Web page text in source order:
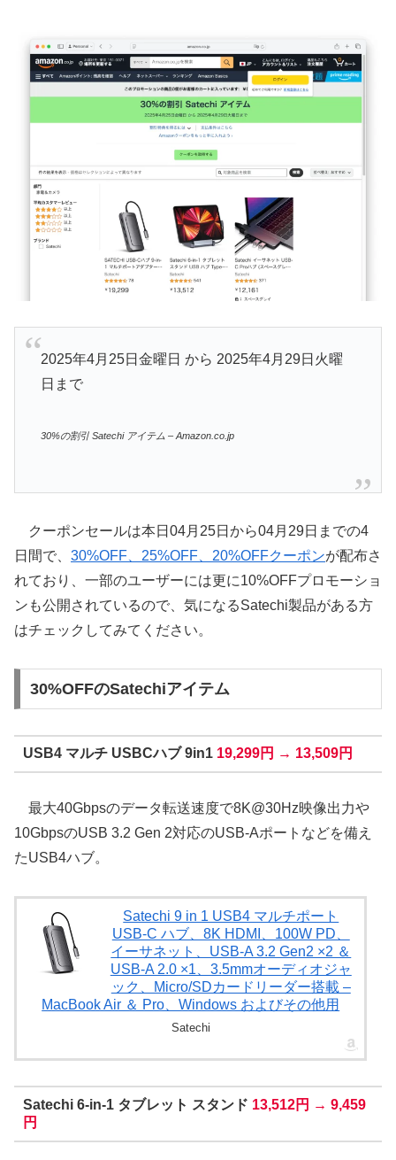
2025年4月25日金曜日 から 2025年4月29日火曜
日まで
30%の割引 Satechi アイテム – Amazon.co.jp
クーポンセールは本日04月25日から04月29日までの4
日間で、 30%OFF、25%OFF、20%OFFクーポンが配布さ
れており、一部のユーザーには更に10%OFFプロモーショ
ンも公開されているので、気になるSatechi製品がある方
はチェックしてみてください。
30%OFFのSatechiアイテム
USB4 マルチ USBCハブ 9in1 19,299円 → 13,509円
最大40Gbpsのデータ転送速度で8K@30Hz映像出力や
10GbpsのUSB 3.2 Gen 2対応のUSB-Aポートなどを備え
たUSB4ハブ。
Satechi 9 in 1 USB4 マルチポート
USB-C ハブ、8K HDMI、100W PD、
イーサネット、USB-A 3.2 Gen2 ×2 ＆
USB-A 2.0 ×1、3.5mmオーディオジャ
ック、Micro/SDカードリーダー搭載 –
MacBook Air ＆ Pro、Windows およびその他用
Satechi
Satechi 6-in-1 タブレット スタンド 13,512円 → 9,459
円